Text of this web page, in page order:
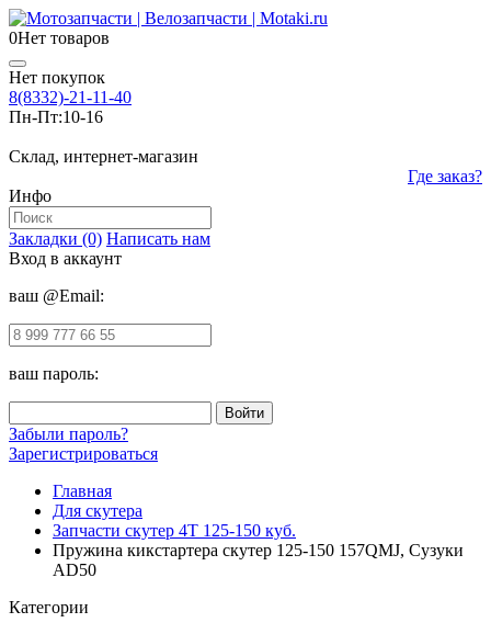
0Нет товаров
Нет покупок
8(8332)-21-11-40
Пн-Пт:10-16
Склад, интернет-магазин
Где заказ?
Инфо
Закладки (0) Написать нам
Вход в аккаунт
ваш @Email:
ваш пароль:
Забыли пароль?
Зарегистрироваться
Главная
Для скутера
Запчасти скутер 4Т 125-150 куб.
Пружина кикстартера скутер 125-150 157QMJ, Сузуки
AD50
Категории